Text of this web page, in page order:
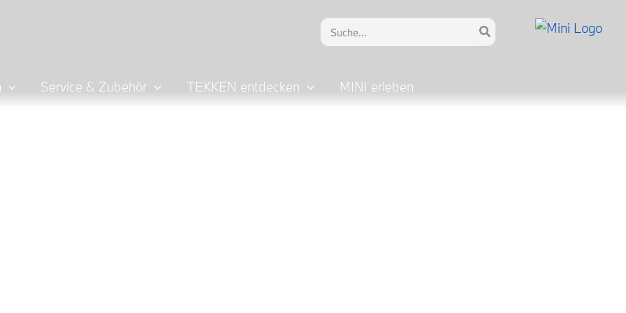
Search
for:
Service & Zubehör TEKKEN entdecken MINI erleben